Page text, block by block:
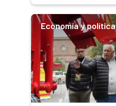
Economía y política